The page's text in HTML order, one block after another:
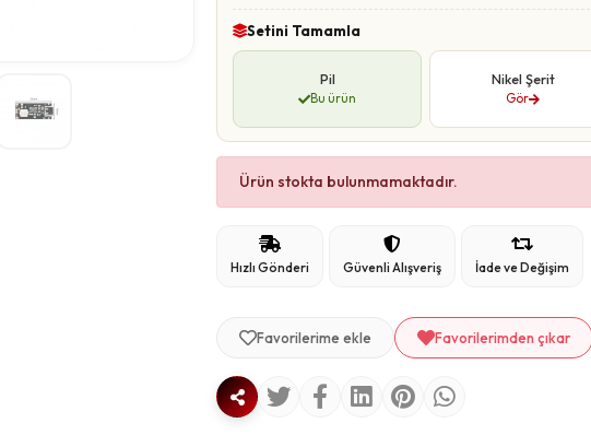
Setini Tamamla
Pil
Bu ürün
Nikel Şerit
Gör
Ürün stokta bulunmamaktadır.
Hızlı Gönderi Güvenli Alışveriş İade ve Değişim
Favorilerime ekle Favorilerimden çıkar